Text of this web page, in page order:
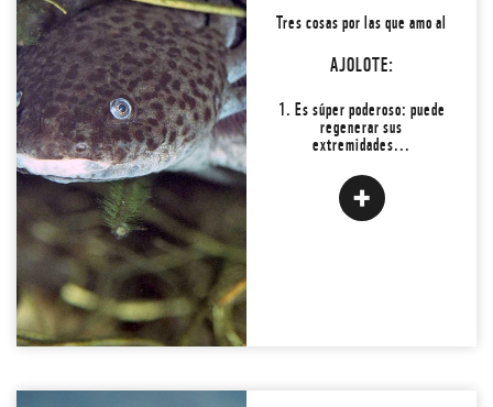
Tres cosas por las que amo al
AJOLOTE:
1. Es súper poderoso: puede
regenerar sus
extremidades...
2. Mantiene sus branquias
de bebé (que parecen una
coronita de flores) durante
su etapa adulta ☺️...
Conoce la #3 y
¡LO AMO! ADOPTAR
Back